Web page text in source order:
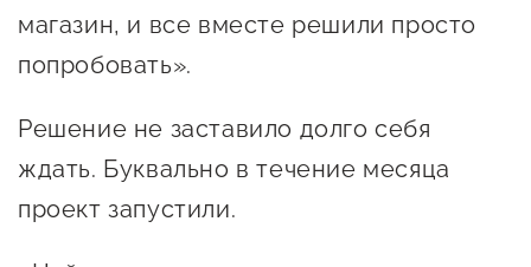
Финансовая поддержка
внешнего санкционного
давления
магазин, и все вместе решили просто
попробовать».
Решение не заставило долго себя
ждать. Буквально в течение месяца
проект запустили.